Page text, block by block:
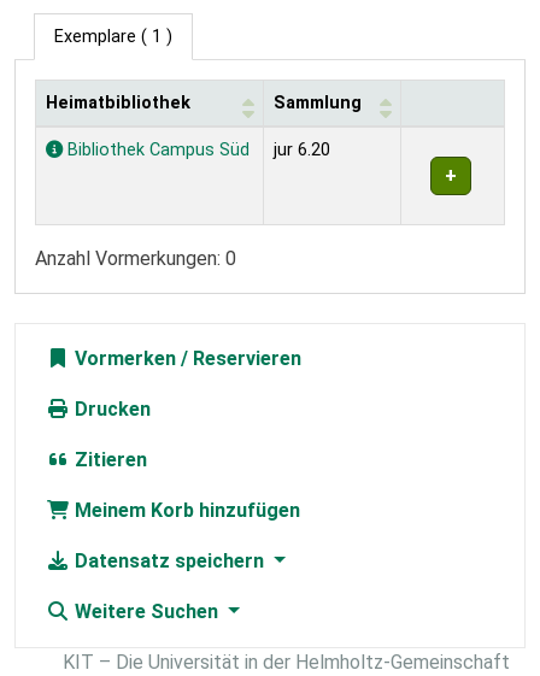
Exemplare ( 1 )
Exemplare
Heimatbibliothek Sammlung
Bibliothek Campus Süd jur 6.20
Anzahl Vormerkungen: 0
Vormerken
Drucken
Zitieren
Meinem Korb hinzufügen
Datensatz speichern
Weitere Suchen
KIT – Die Universität in der Helmholtz-Gemeinschaft